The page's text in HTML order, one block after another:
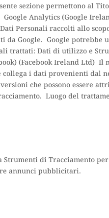
sezione permettono al
Google Analytics (Google
Dati Personali raccolti allo
da Google. Google
trattati: Dati di utilizzo e
(Facebook Ireland Ltd)
collega i dati provenienti dal
che possono essere
Luogo del
Strumenti di Tracciamento
annunci pubblicitari.